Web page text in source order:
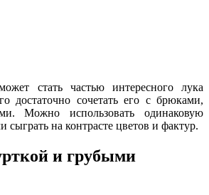
стать частью интересного лука
достаточно сочетать его с брюками,
Можно использовать одинаковую
сыграть на контрасте цветов и фактур.
и грубыми